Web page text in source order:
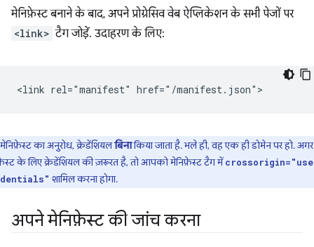
मेनिफ़ेस्ट बनाने के बाद, अपने प्रोग्रेसिव वेब ऐप्लिकेशन के सभी पेजों पर
<link> टैग जोड़ें. उदाहरण के लिए:
मेनिफ़ेस्ट का अनुरोध, क्रेडेंशियलबिनाकिया जाता है. भले ही, वह एक ही डोमेन पर हो. अगर
के लिए क्रेडेंशियल की ज़रूरत है, तो आपको मेनिफ़ेस्ट टैग में
शामिल करना होगा.
अपने मेनिफ़ेस्ट की जांच करना